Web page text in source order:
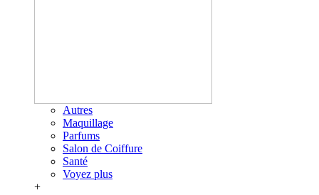
Autres
Maquillage
Parfums
Salon de Coiffure
Santé
Voyez plus
+